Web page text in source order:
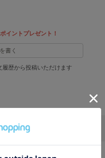
イントプレゼント！
書く
履歴から投稿いただけます
LINEで送る